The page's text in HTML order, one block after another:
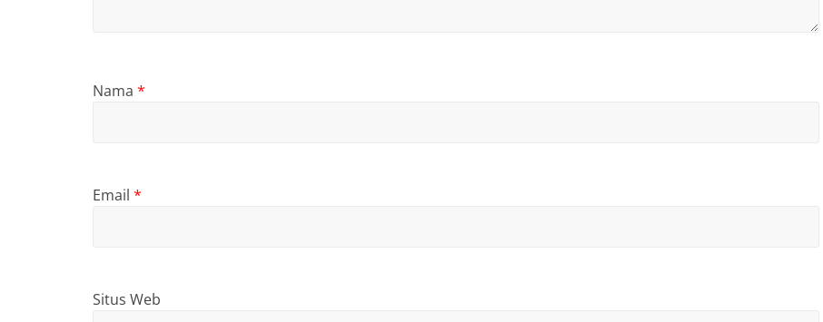
Nama *
Email *
Situs Web